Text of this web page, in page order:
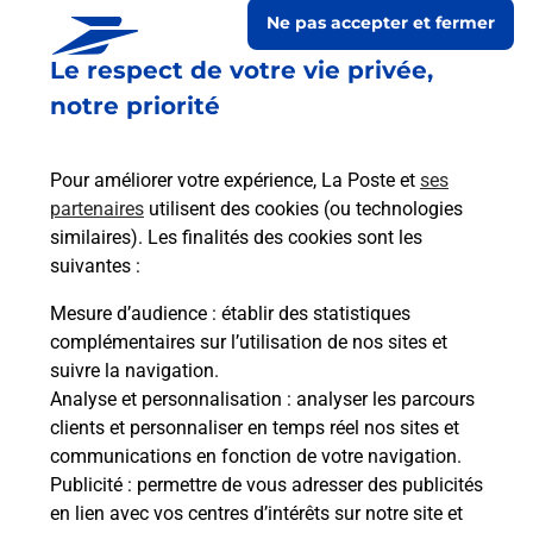
Le respect de votre vie privée,
notre priorité
Pour améliorer votre expérience, La Poste et ses
partenaires utilisent des cookies (ou technologies
similaires). Les finalités des cookies sont les
suivantes :
Mesure d’audience : établir des statistiques
complémentaires sur l’utilisation de nos sites et
suivre la navigation.
Analyse et personnalisation : analyser les parcours
clients et personnaliser en temps réel nos sites et
communications en fonction de votre navigation.
Publicité : permettre de vous adresser des publicités
en lien avec vos centres d’intérêts sur notre site et
Ne pas accepter et fermer
Prochaine collecte du courrierlundià 08h00
1 Rue Jean Moulin
65390 Andrest
Itinéraire
Le lien s'ouvre dans un nouvel onglet